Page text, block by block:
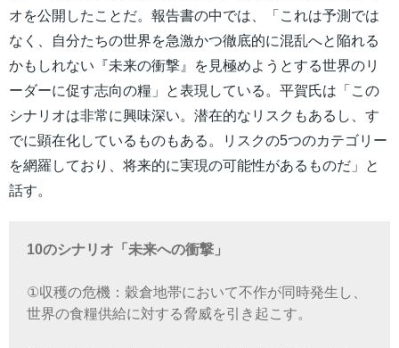
オを公開したことだ。報告書の中では、「これは予測では
なく、自分たちの世界を急激かつ徹底的に混乱へと陥れる
かもしれない『未来の衝撃』を見極めようとする世界のリ
ーダーに促す志向の糧」と表現している。平賀氏は「この
シナリオは非常に興味深い。潜在的なリスクもあるし、す
でに顕在化しているものもある。リスクの5つのカテゴリー
を網羅しており、将来的に実現の可能性があるものだ」と
話す。
10のシナリオ「未来への衝撃」
①収穫の危機：穀倉地帯において不作が同時発生し、
世界の食糧供給に対する脅威を引き起こす。